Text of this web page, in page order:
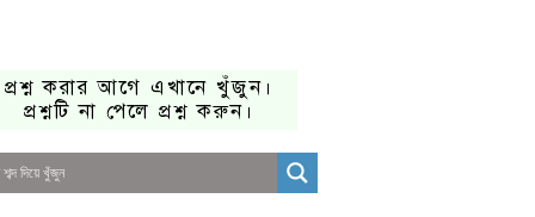
প্রশ্ন করার আগে এখানে খুঁজুন।
প্রশ্নটি না পেলে প্রশ্ন করুন।